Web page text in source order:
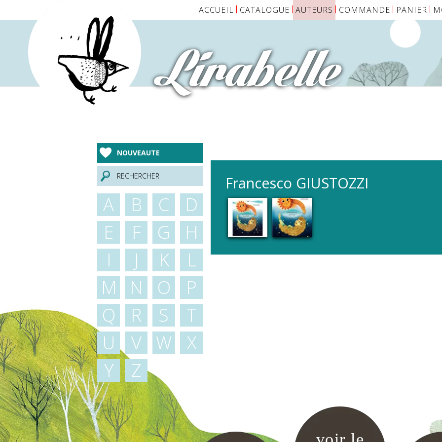
Lirabelle
ACCUEIL CATALOGUE AUTEURS COMMANDE PANIER
NOUVEAUTE
RECHERCHER
A B C
D
E
F G
H
I
J K
L
M
N O
P
Q
R S
T
U
V W
X
Y
Z
Francesco GIUSTOZZI